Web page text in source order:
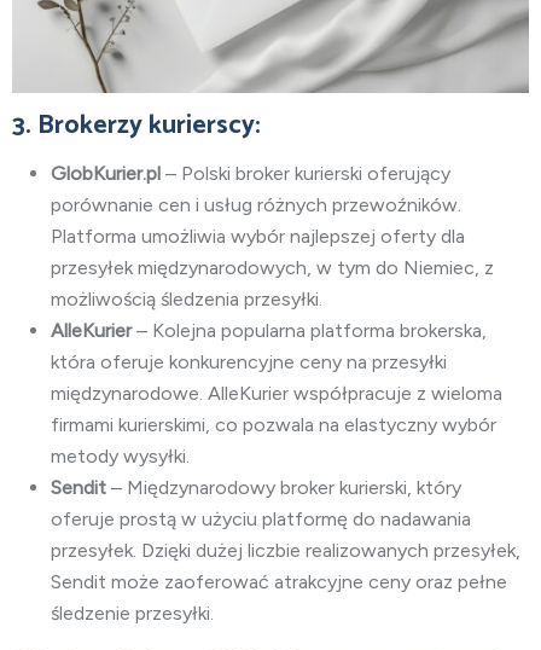
3. Brokerzy kurierscy:
GlobKurier.pl – Polski broker kurierski oferujący
porównanie cen i usług różnych przewoźników.
Platforma umożliwia wybór najlepszej oferty dla
przesyłek międzynarodowych, w tym do Niemiec, z
możliwością śledzenia przesyłki.
AlleKurier– Kolejna popularna platforma brokerska,
która oferuje konkurencyjne ceny na przesyłki
międzynarodowe. AlleKurier współpracuje z wieloma
firmami kurierskimi, co pozwala na elastyczny wybór
metody wysyłki.
Sendit – Międzynarodowy broker kurierski, który
oferuje prostą w użyciu platformę do nadawania
przesyłek. Dzięki dużej liczbie realizowanych przesyłek,
Sendit może zaoferować atrakcyjne ceny oraz pełne
śledzenie przesyłki.